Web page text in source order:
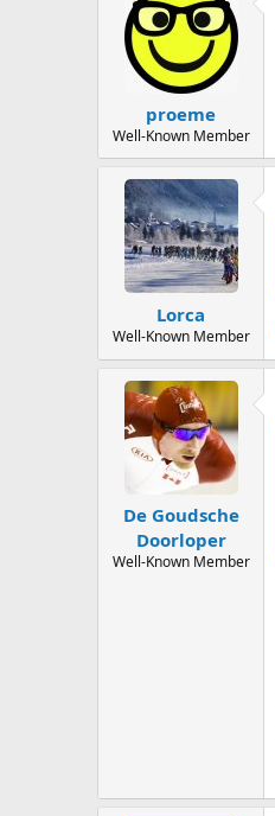
proeme
Well-Known Member
Lorca
Well-Known Member
De Goudsche
Doorloper
Well-Known Member